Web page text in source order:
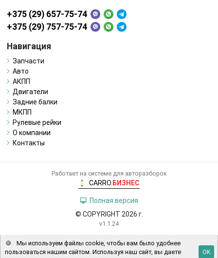
+375 (29) 657-75-74
+375 (29) 757-75-74
Навигация
Запчасти
Авто
АКПП
Двигатели
Задние балки
МКПП
Рулевые рейки
О компании
Контакты
Работает на системе для авторазборок
CARRO. БИЗНЕС
Полная версия
© COPYRIGHT 2026 г.
v1.1.24
🍪
Мы используем файлы cookie, чтобы вам было удобнее
пользоваться нашим сайтом. Используя наш сайт, вы даете
OK